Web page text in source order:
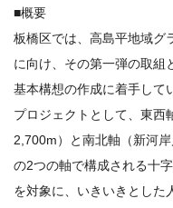
■概要
板橋区では、高島平地域グ
に向け、その第一弾の取組
基本構想の作成に着手して
プロジェクトとして、東西
2,700m）と南北軸（新河
の2つの軸で構成される十
を対象に、いきいきとした